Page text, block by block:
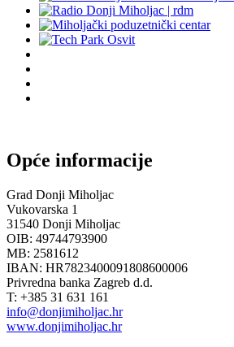
Opće informacije
Grad Donji Miholjac
Vukovarska 1
31540 Donji Miholjac
OIB: 49744793900
MB: 2581612
IBAN: HR7823400091808600006
Privredna banka Zagreb d.d.
T: +385 31 631 161
info@donjimiholjac.hr
www.donjimiholjac.hr